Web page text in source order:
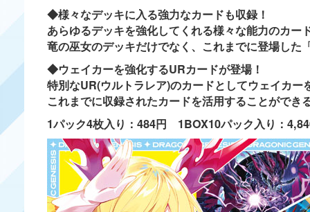
◆様々なデッキに入る強力なカードも収録！
あらゆるデッキを強化してくれる様々な能力のカー
竜の巫女のデッキだけでなく、これまでに登場し
◆ウェイカーを強化するURカードが登場！
特別なUR(ウルトラレア)のカードとしてウェイカー
これまでに収録されたカードを活用することができ
1パック4枚入り：484円 1BOX10パック入り：